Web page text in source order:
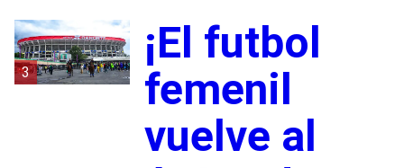
3
¡El futbol
femenil
vuelve al